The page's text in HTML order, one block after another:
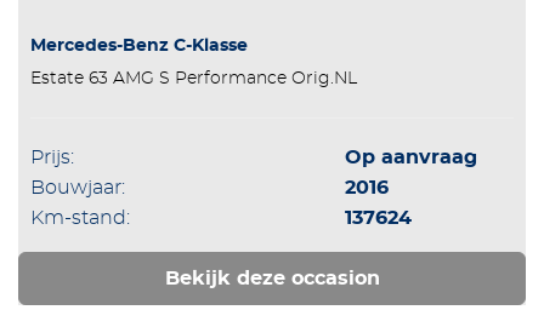
Mercedes-Benz C-Klasse
Estate 63 AMG S Performance Orig.NL
Prijs:
Op aanvraag
Bouwjaar:
2016
Km-stand:
137624
Bekijk deze occasion